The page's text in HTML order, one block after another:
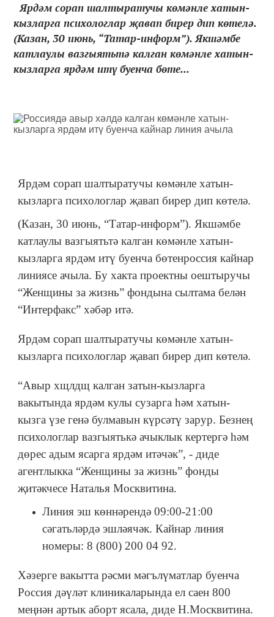
Ярдәм сорап шалтыратучы көмәнле хатын-
кызларга психологлар җавап бирер дип көтелә.
(Казан, 30 июнь, “Татар-информ”). Якшәмбе
катлаулы вазгыятьтә калган көмәнле хатын-
кызларга ярдәм итү буенча бөте...
Ярдәм сорап шалтыратучы көмәнле хатын-
кызларга психологлар җавап бирер дип көтелә.
(Казан, 30 июнь, “Татар-информ”). Якшәмбе
катлаулы вазгыятьтә калган көмәнле хатын-
кызларга ярдәм итү буенча бөтенроссия кайнар
линиясе ачыла. Бу хакта проектны оештыручы
“Женщины за жизнь” фондына сылтама белән
“Интерфакс” хәбәр итә.
Ярдәм сорап шалтыратучы көмәнле хатын-
кызларга психологлар җавап бирер дип көтелә.
“Авыр хщлдщ калган затын-кызларга
вакытында ярдәм кулы сузарга һәм хатын-
кызга үзе генә булмавын күрсәтү зарур. Безнең
психологлар вазгыятькә ачыклык кертергә һәм
дөрес адым ясарга ярдәм итәчәк”, - диде
агентлыкка “Женщины за жизнь” фонды
җитәкчесе Наталья Москвитина.
Линия эш көннәрендә 09:00-21:00
сәгатьләрдә эшләячәк. Кайнар линия
номеры: 8 (800) 200 04 92.
Хәзерге вакытта рәсми мәгълүматлар буенча
Россия дәүләт клиникаларында ел саен 800
меңнән артык аборт ясала, диде Н.Москвитина.